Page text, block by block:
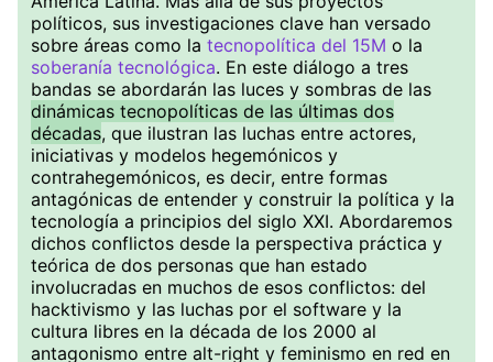
políticos, sus investigaciones clave han versado
sobre áreas como la tecnopolítica del 15M o la
soberanía tecnológica. En este diálogo a tres
bandas se abordarán las luces y sombras de las
dinámicas tecnopolíticas de las últimas dos
décadas, que ilustran las luchas entre actores,
iniciativas y modelos hegemónicos y
contrahegemónicos, es decir, entre formas
antagónicas de entender y construir la política y la
tecnología a principios del siglo XXI. Abordaremos
dichos conflictos desde la perspectiva práctica y
teórica de dos personas que han estado
involucradas en muchos de esos conflictos: del
hacktivismo y las luchas por el software y la
cultura libres en la década de los 2000 al
antagonismo entre alt-right y feminismo en red en